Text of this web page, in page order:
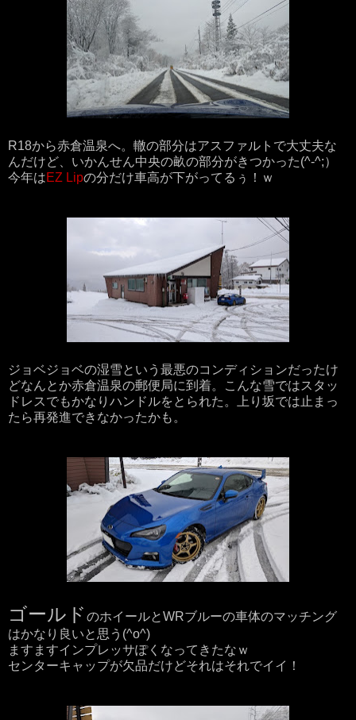
R18から赤倉温泉へ。轍の部分はアスファルトで大丈夫な
んだけど、いかんせん中央の畝の部分がきつかった(^-^;）
今年はEZ Lipの分だけ車高が下がってるぅ！ｗ
ジョベジョベの湿雪という最悪のコンディションだったけ
どなんとか赤倉温泉の郵便局に到着。こんな雪ではスタッ
ドレスでもかなりハンドルをとられた。上り坂では止まっ
たら再発進できなかったかも。
ゴールド のホイールとWRブルーの車体のマッチング
はかなり良いと思う(^o^)
ますますインプレッサぽくなってきたなｗ
センターキャップが欠品だけどそれはそれでイイ！